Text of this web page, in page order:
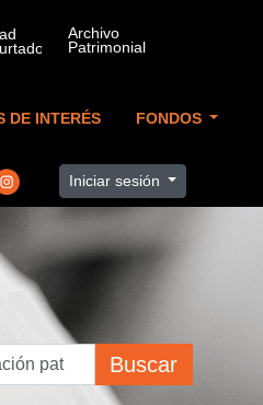
DE INTERÉS FONDOS
Iniciar sesión
Buscar